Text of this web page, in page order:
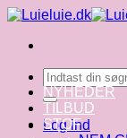
Fortsæt
indhold
Søg
efter:
Log ind
NYHEDER
TILBUD
STOF